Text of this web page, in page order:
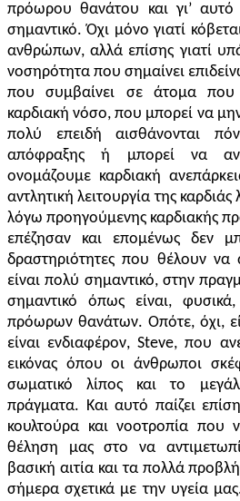
πρόωρου θανάτου και γι’ αυτό
σημαντικό. Όχι μόνο γιατί
ανθρώπων, αλλά επίσης γιατί
νοσηρότητα που σημαίνει
που συμβαίνει σε άτομα που
καρδιακή νόσο, που μπορεί να
πολύ επειδή αισθάνονται
απόφραξης ή μπορεί να
ονομάζουμε καρδιακή
αντλητική λειτουργία της
λόγω προηγούμενης καρδιακής
επέζησαν και επομένως δεν
δραστηριότητες που θέλουν
είναι πολύ σημαντικό, στην
σημαντικό όπως είναι,
πρόωρων θανάτων. Οπότε, όχι,
είναι ενδιαφέρον, Steve, που
εικόνας όπου οι άνθρωποι
σωματικό λίπος και το
πράγματα. Και αυτό παίζει
κουλτούρα και νοοτροπία που
θέληση μας στο να
βασική αιτία και τα πολλά
σήμερα σχετικά με την υγεία